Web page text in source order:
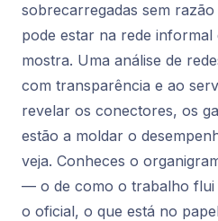
sobrecarregadas sem
pode estar na rede
mostra. Uma análise de
com transparência e ao
revelar os conectores, os
estão a moldar o
veja. Conheces o
— o de como o trabalho
o oficial, o que está no